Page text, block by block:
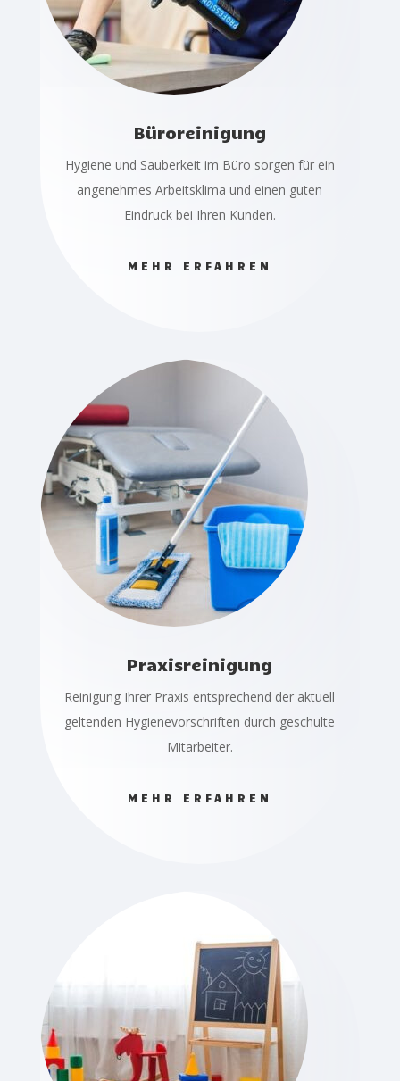
Büroreinigung
Hygiene und Sauberkeit im Büro sorgen für ein
angenehmes Arbeitsklima und einen guten
Eindruck bei Ihren Kunden.
MEHR ERFAHREN
Praxisreinigung
Reinigung Ihrer Praxis entsprechend der aktuell
geltenden Hygienevorschriften durch geschulte
Mitarbeiter.
MEHR ERFAHREN